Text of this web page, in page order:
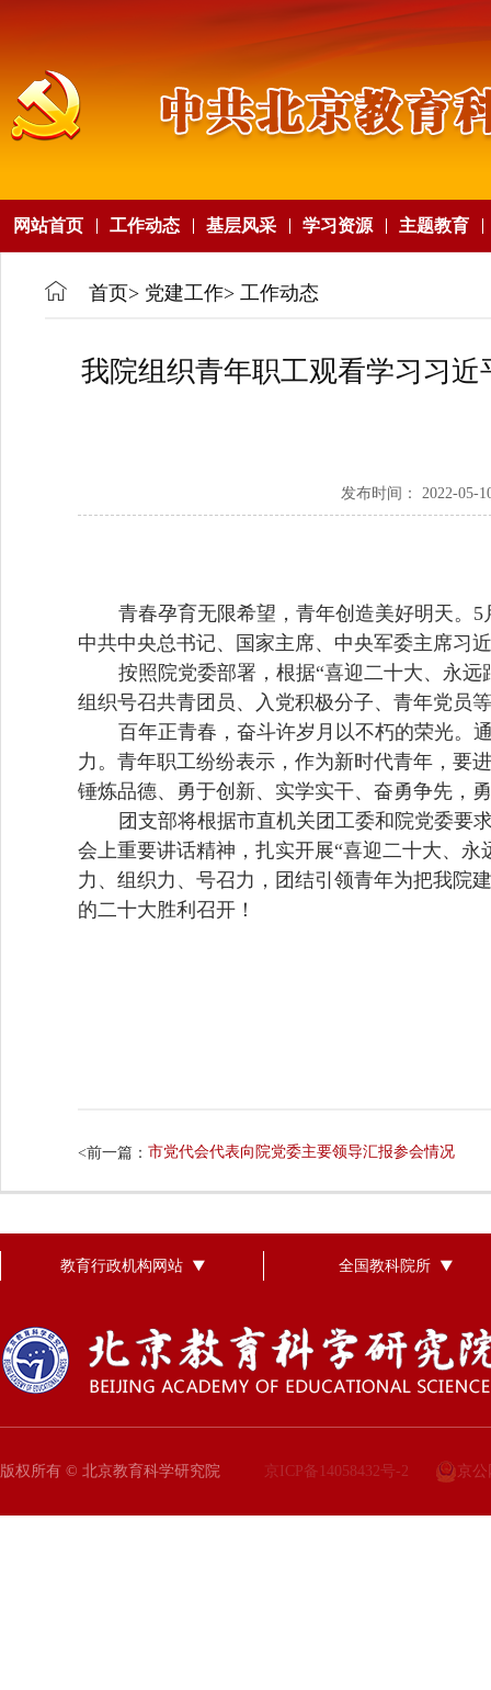
网站首页 工作动态 基层风采 学习资源 主题教育
首页> 党建工作> 工作动态
我院组织青年职工观看学习习
发布时间： 2022-05-
青春孕育无限希望，青年创造美好明天。 5
中共中央总书记、国家主席、中央军委主席习
按照院党委部署，根据“喜迎二十大、永
组织号召共青团员、入党积极分子、青年党员等
百年正青春，奋斗许岁月以不朽的荣光。
力。青年职工纷纷表示，作为新时代青年，要
锤炼品德、勇于创新、实学实干、奋勇争先，
团支部将根据市直机关团工委和院党委要
会上重要讲话精神，扎实开展“喜迎二十大、永
力、组织力、号召力，团结引领青年为把我院
的二十大胜利召开！
<前一篇： 市党代会代表向院党委主要领导汇报参会情况
教育行政机构网站 全国教科院所
版权所有 © 北京教育科学研究院 京ICP备14058432号-2 京公